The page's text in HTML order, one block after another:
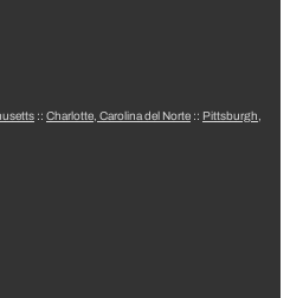
:: Charlotte, Carolina del Norte :: Pittsburgh,